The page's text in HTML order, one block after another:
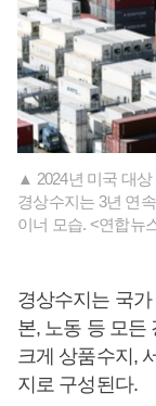
▲ 2024년 미국 대
경상수지는 3년 연
이너 모습. <연합뉴
경상수지는 국
본, 노동 등 모든
크게 상품수지,
지로 구성된다.